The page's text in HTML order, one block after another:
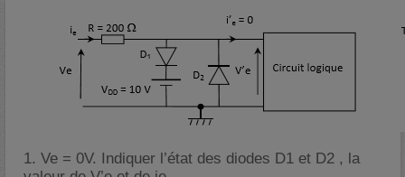
1. Ve = 0V. Indiquer l’état des diodes D1 et D2 , la